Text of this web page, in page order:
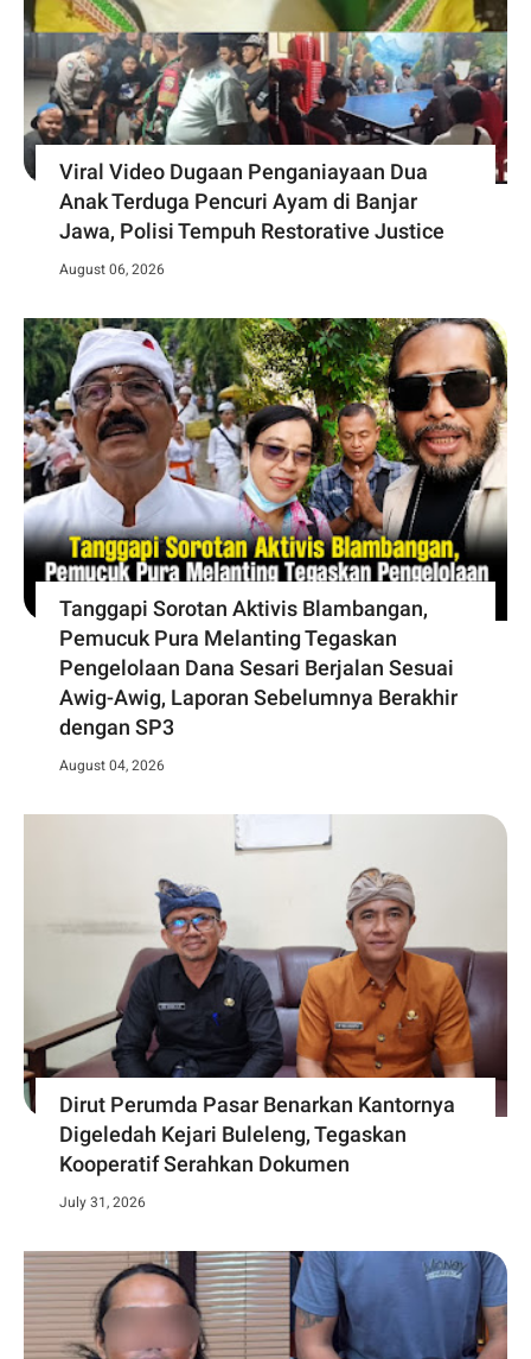
Viral Video Dugaan Penganiayaan Dua
Anak Terduga Pencuri Ayam di Banjar
Jawa, Polisi Tempuh Restorative Justice
August 06, 2026
Tanggapi Sorotan Aktivis Blambangan,
Pemucuk Pura Melanting Tegaskan
Pengelolaan Dana Sesari Berjalan Sesuai
Awig-Awig, Laporan Sebelumnya Berakhir
dengan SP3
August 04, 2026
Dirut Perumda Pasar Benarkan Kantornya
Digeledah Kejari Buleleng, Tegaskan
Kooperatif Serahkan Dokumen
July 31, 2026